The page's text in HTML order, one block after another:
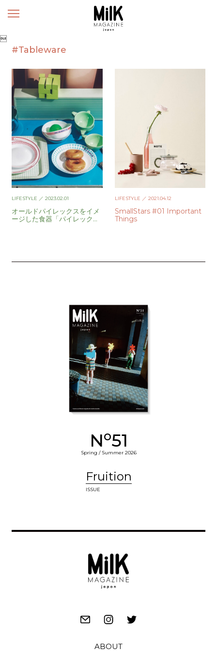
メ

#Tableware
LIFESTYLE ／ 2023.02.01
オールドパイレックスをイメ
ージした食器「パイレックス
LIFESTYLE ／ 2021.04.12
SmallStars #01 Important
Things
No51
Spring / Summer 2026
Fruition
ISSUE
ABOUT